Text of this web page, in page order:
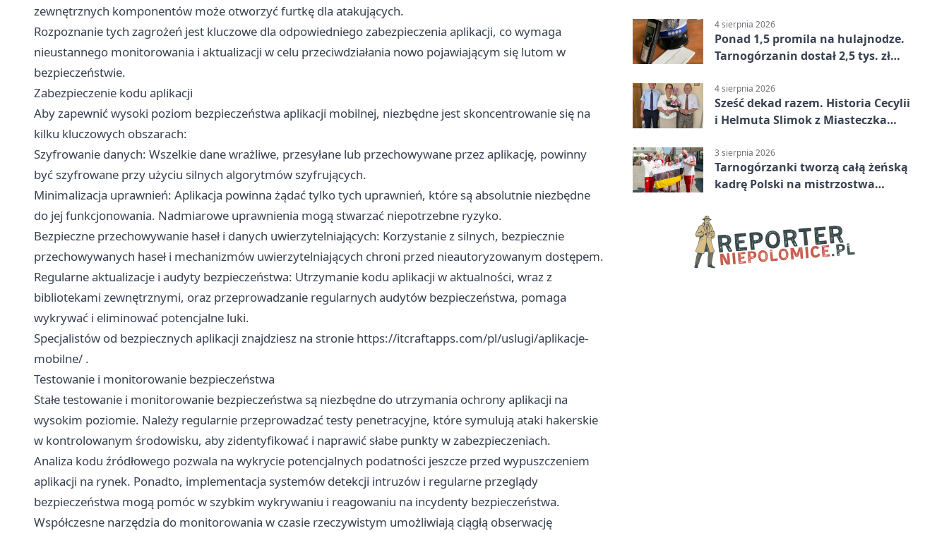
zewnętrznych komponentów może otworzyć furtkę dla atakujących.
Rozpoznanie tych zagrożeń jest kluczowe dla odpowiedniego zabezpieczenia aplikacji, co wymaga
nieustannego monitorowania i aktualizacji w celu przeciwdziałania nowo pojawiającym się lutom w
bezpieczeństwie.
Zabezpieczenie kodu aplikacji
Aby zapewnić wysoki poziom bezpieczeństwa aplikacji mobilnej, niezbędne jest skoncentrowanie się na
kilku kluczowych obszarach:
Szyfrowanie danych: Wszelkie dane wrażliwe, przesyłane lub przechowywane przez aplikację, powinny
być szyfrowane przy użyciu silnych algorytmów szyfrujących.
Minimalizacja uprawnień: Aplikacja powinna żądać tylko tych uprawnień, które są absolutnie niezbędne
do jej funkcjonowania. Nadmiarowe uprawnienia mogą stwarzać niepotrzebne ryzyko.
Bezpieczne przechowywanie haseł i danych uwierzytelniających: Korzystanie z silnych, bezpiecznie
przechowywanych haseł i mechanizmów uwierzytelniających chroni przed nieautoryzowanym dostępem.
Regularne aktualizacje i audyty bezpieczeństwa: Utrzymanie kodu aplikacji w aktualności, wraz z
bibliotekami zewnętrznymi, oraz przeprowadzanie regularnych audytów bezpieczeństwa, pomaga
wykrywać i eliminować potencjalne luki.
Specjalistów od bezpiecznych aplikacji znajdziesz na stronie https://itcraftapps.com/pl/uslugi/aplikacje-
mobilne/ .
Testowanie i monitorowanie bezpieczeństwa
Stałe testowanie i monitorowanie bezpieczeństwa są niezbędne do utrzymania ochrony aplikacji na
wysokim poziomie. Należy regularnie przeprowadzać testy penetracyjne, które symulują ataki hakerskie
w kontrolowanym środowisku, aby zidentyfikować i naprawić słabe punkty w zabezpieczeniach.
Analiza kodu źródłowego pozwala na wykrycie potencjalnych podatności jeszcze przed wypuszczeniem
aplikacji na rynek. Ponadto, implementacja systemów detekcji intruzów i regularne przeglądy
bezpieczeństwa mogą pomóc w szybkim wykrywaniu i reagowaniu na incydenty bezpieczeństwa.
Współczesne narzędzia do monitorowania w czasie rzeczywistym umożliwiają ciągłą obserwację
4 sierpnia 2026
Ponad 1,5 promila na hulajnodze.
Tarnogórzanin dostał 2,5 tys. zł
4 sierpnia 2026
Sześć dekad razem. Historia Cecylii
i Helmuta Slimok z Miasteczka
3 sierpnia 2026
Tarnogórzanki tworzą całą żeńską
kadrę Polski na mistrzostwa